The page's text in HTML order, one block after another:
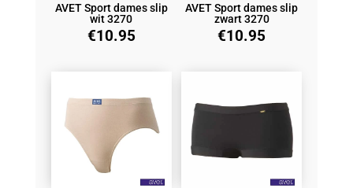
AVET Sport dames slip
wit 3270
€10.95
AVET Sport dames slip
zwart 3270
€10.95